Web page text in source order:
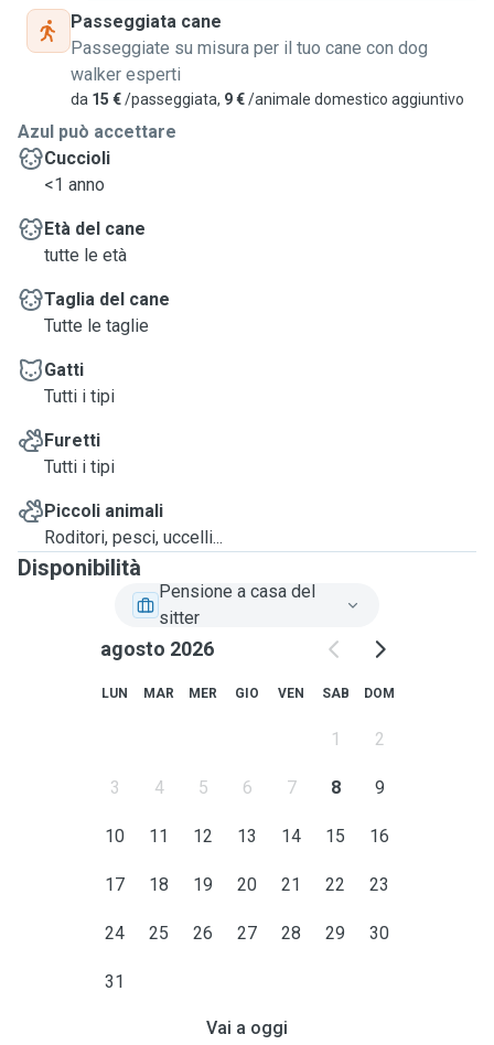
Passeggiata cane
Passeggiate su misura per il tuo cane con dog
walker esperti
da 15 €/passeggiata, 9 €/animale domestico aggiuntivo
Azul può accettare
Cuccioli
<1 anno
Età del cane
tutte le età
Taglia del cane
Tutte le taglie
Gatti
Tutti i tipi
Furetti
Tutti i tipi
Piccoli animali
Roditori, pesci, uccelli...
Disponibilità
Pensione a casa del
sitter
agosto 2026
LUN MAR MER GIO VEN SAB DOM
1 2
3 4 5 6 7 8 9
10 11 12 13 14 15 16
17 18 19 20 21 22 23
24 25 26 27 28 29 30
31
Vai a oggi